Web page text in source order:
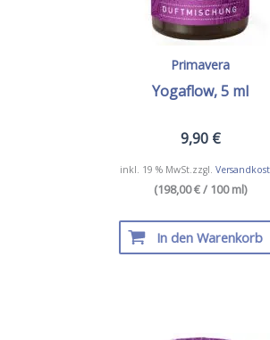
Primavera
Yogaflow, 5 ml
9,90 €
inkl. 19 % MwSt.zzgl.
(198,00 € / 100 ml)
In den Warenkorb